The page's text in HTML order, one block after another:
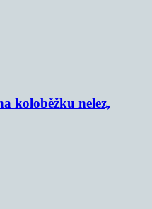
koloběžku nelez,